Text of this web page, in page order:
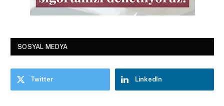
SOSYAL MEDYA
Twitter LinkedIn